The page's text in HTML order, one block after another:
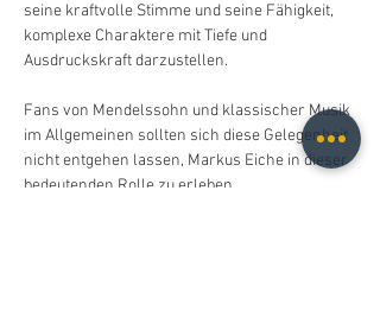
seine kraftvolle Stimme und seine Fähigkeit,
komplexe Charaktere mit Tiefe und
Ausdruckskraft darzustellen.
Fans von Mendelssohn und klassischer Musik
im Allgemeinen sollten sich diese Gelegenheit
nicht entgehen lassen, Markus Eiche in dieser
bedeutenden Rolle zu erleben.